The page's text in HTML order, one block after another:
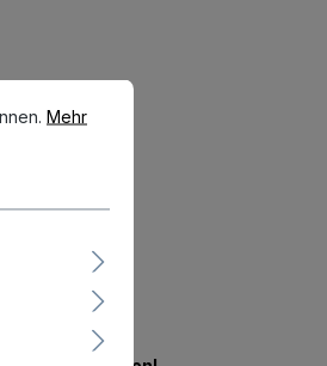
Mehr Informationen ...
Mehr